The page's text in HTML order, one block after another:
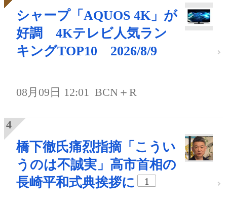
シャープ「AQUOS 4K」が
好調 4Kテレビ人気ラン
キングTOP10 2026/8/9
08月09日 12:01 BCN＋R
橋下徹氏痛烈指摘「こうい
うのは不誠実」高市首相の
長崎平和式典挨拶に
1